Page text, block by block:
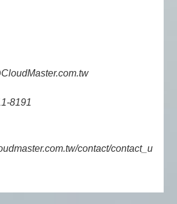
8191
contact/contact_u